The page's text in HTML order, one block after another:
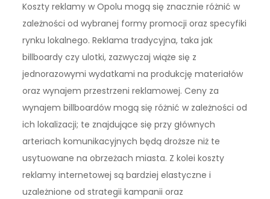
Koszty reklamy w Opolu mogą się znacznie różnić w
zależności od wybranej formy promocji oraz specyfiki
rynku lokalnego. Reklama tradycyjna, taka jak
billboardy czy ulotki, zazwyczaj wiąże się z
jednorazowymi wydatkami na produkcję materiałów
oraz wynajem przestrzeni reklamowej. Ceny za
wynajem billboardów mogą się różnić w zależności od
ich lokalizacji; te znajdujące się przy głównych
arteriach komunikacyjnych będą droższe niż te
usytuowane na obrzeżach miasta. Z kolei koszty
reklamy internetowej są bardziej elastyczne i
uzależnione od strategii kampanii oraz